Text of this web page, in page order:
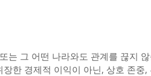
는 그 어떤 나라와도 관계를 끊지
한 경제적 이익이 아닌, 상호 존중